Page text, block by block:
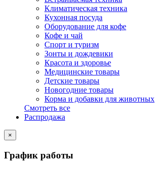
Климатическая техника
Кухонная посуда
Оборудование для кофе
Кофе и чай
Спорт и туризм
Зонты и дождевики
Красота и здоровье
Медицинские товары
Детские товары
Новогодние товары
Корма и добавки для животных
Смотреть все
Распродажа
×
График работы